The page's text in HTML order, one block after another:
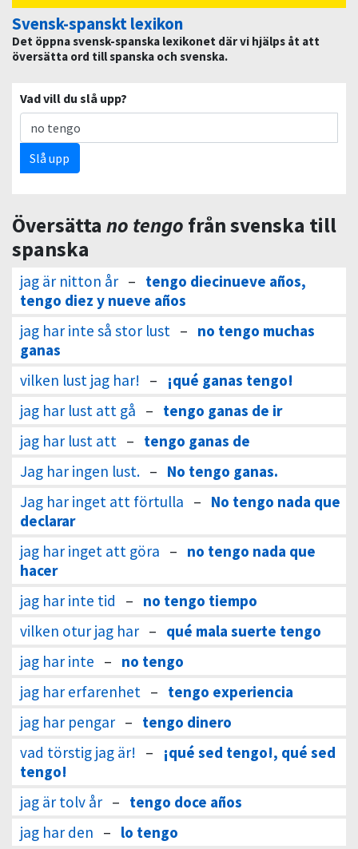
Svensk-spanskt lexikon
Det öppna svensk-spanska lexikonet där vi hjälps åt att
översätta ord till spanska och svenska.
Vad vill du slå upp?
Slå upp
Översätta no tengo från svenska till
spanska
jag är nitton år – tengo diecinueve años,
tengo diez y nueve años
jag har inte så stor lust – no tengo muchas
ganas
vilken lust jag har! –
¡qué ganas tengo!
jag har lust att gå – tengo ganas de ir
jag har lust att – tengo ganas de
Jag har ingen lust. – No tengo ganas.
Jag har inget att förtulla – No tengo nada que
declarar
jag har inget att göra – no tengo nada que
hacer
jag har inte tid
– no tengo tiempo
vilken otur jag har – qué mala suerte tengo
jag har inte – no tengo
jag har erfarenhet – tengo experiencia
jag har pengar – tengo dinero
vad törstig jag är! –
¡qué sed tengo!, qué sed
tengo!
jag är tolv år – tengo doce años
jag har den – lo tengo